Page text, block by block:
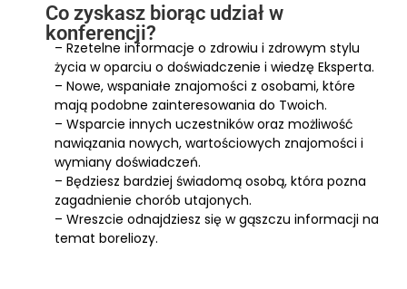
Co zyskasz biorąc udział w
konferencji?
– Rzetelne informacje o zdrowiu i zdrowym stylu
życia w oparciu o doświadczenie i wiedzę Eksperta.
– Nowe, wspaniałe znajomości z osobami, które
mają podobne zainteresowania do Twoich.
– Wsparcie innych uczestników oraz możliwość
nawiązania nowych, wartościowych znajomości i
wymiany doświadczeń.
– Będziesz bardziej świadomą osobą, która pozna
zagadnienie chorób utajonych.
– Wreszcie odnajdziesz się w gąszczu informacji na
temat boreliozy.